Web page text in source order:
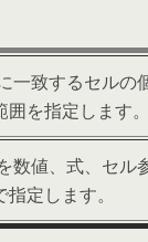
一致するセルの
囲を指定します。
数値、式、セル
定します。